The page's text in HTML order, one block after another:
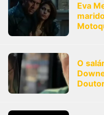
Eva
O